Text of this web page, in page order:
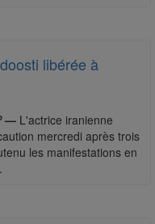
libérée à
— L'actrice iranienne
mercredi après trois
les manifestations en